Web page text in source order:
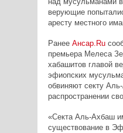
верующие
аресту местного
Ранее Ансар. Ru
премьера Мелеса
хабашитов главой
эфиопских
обвиняют секту
распространении
«Секта Аль-Ахбаш
существование в